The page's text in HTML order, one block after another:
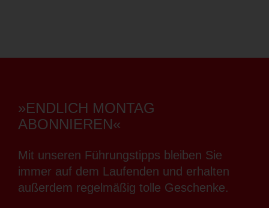
»ENDLICH MONTAG
ABONNIEREN«
Mit unseren Führungstipps bleiben Sie
immer auf dem Laufenden und erhalten
außerdem regelmäßig tolle Geschenke.